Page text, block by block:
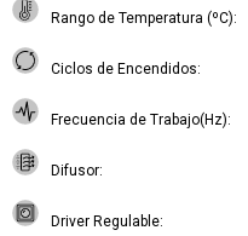
Rango de Temperatura (ºC)
Ciclos de Encendidos
Frecuencia de Trabajo(Hz)
Difusor
Driver Regulable